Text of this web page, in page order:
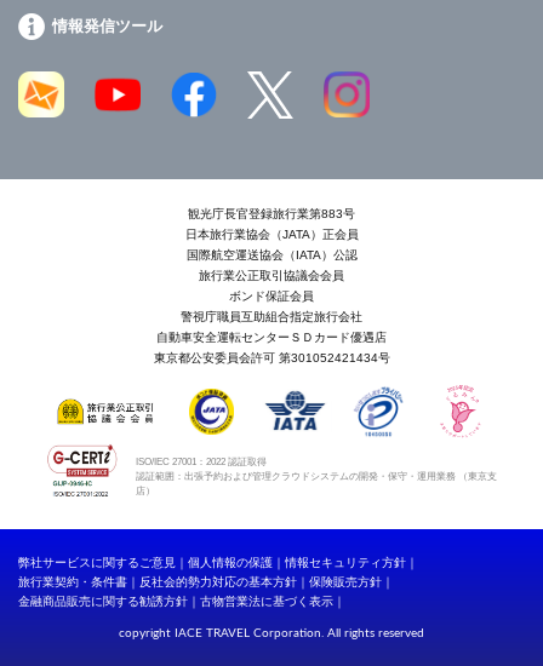
情報発信ツール
観光庁長官登録旅行業第883号
日本旅行業協会（JATA）正会員
国際航空運送協会（IATA）公認
旅行業公正取引協議会会員
ボンド保証会員
警視庁職員互助組合指定旅行会社
自動車安全運転センターＳＤカード優遇店
東京都公安委員会許可 第301052421434号
ISO/IEC 27001：2022 認証取得
認証範囲：出張予約および管理クラウドシステムの開発・保守・運用業務 （東京支
店）
弊社サービスに関するご意見 個人情報の保護
情報セキュリティ方針
旅行業契約・条件書
反社会的勢力対応の基本方針
保険販売方針
金融商品販売に関する勧誘方針
古物営業法に基づく表示
copyright IACE TRAVEL Corporation. All rights reserved